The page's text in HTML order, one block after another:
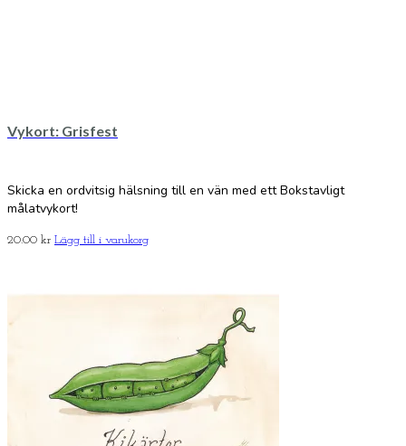
Vykort: Grisfest
Skicka en ordvitsig hälsning till en vän med ett Bokstavligt
målatvykort!
20.00 kr Lägg till i varukorg